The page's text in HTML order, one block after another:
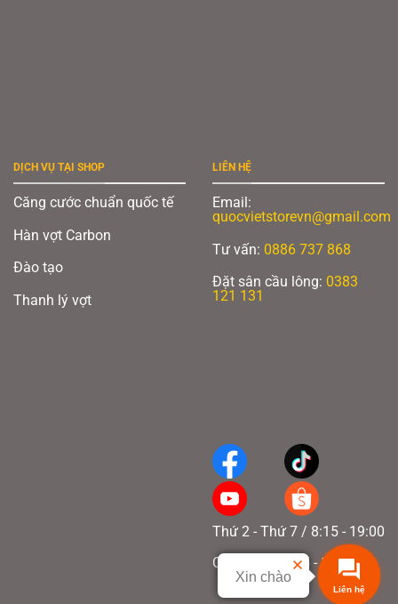
DỊCH VỤ TẠI SHOP
Căng cước chuẩn quốc tế
Hàn vợt Carbon
Đào tạo
Thanh lý vợt
LIÊN HỆ
Email:
quocvietstorevn@gmail.com
Tư vấn: 0886 737 868
Đặt sân cầu lông: 0383
121 131
Thứ 2 - Thứ 7 / 8:15 - 19:00
Chủ nhật / 8:15 - 17:00
Xin chào